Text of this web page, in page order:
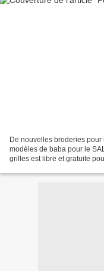
De nouvelles broderies
modèles de baba pour le
grilles est libre et gratuite